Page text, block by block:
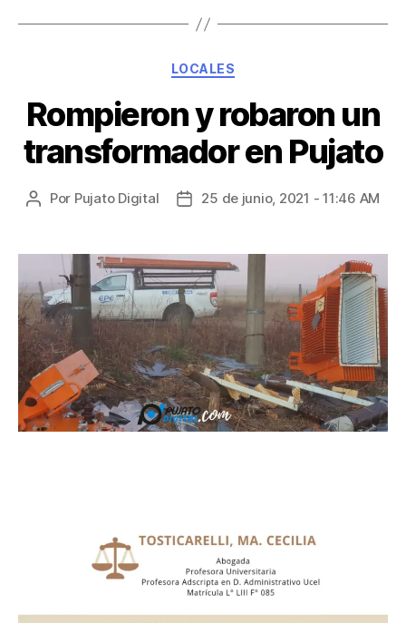
LOCALES
Rompieron y robaron un
transformador en Pujato
Por Pujato Digital 25 de junio, 2021 - 11:46 AM